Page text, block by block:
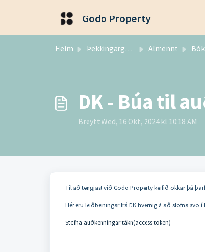
Godo Property
Heim Þekkingargrunnur Almennt
DK - Búa til
Breytt Wed, 16 Okt, 2024 kl 10:18 AM
Til að tengjast við Godo Property kerfið okkar þá
Hér eru leiðbeiningar frá DK hvernig á að stofna
Stofna auðkenningar tákn(access token)